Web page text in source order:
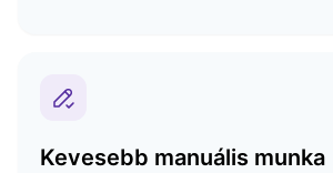
Kevesebb manuális munka